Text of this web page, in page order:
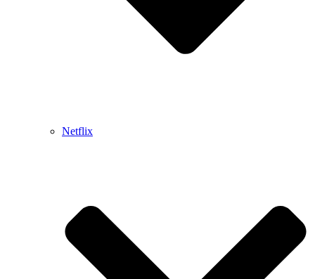
Netflix